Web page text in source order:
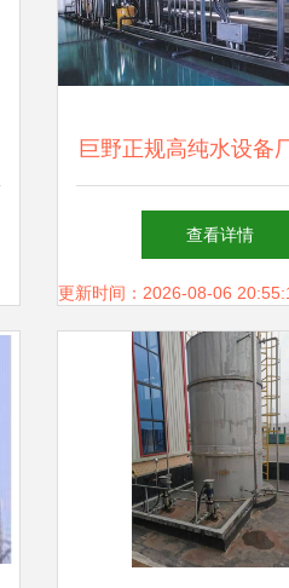
巨野正规高纯水设备
指南及反渗透去离子
务方案
查看详情
更新时间：2026-08-06